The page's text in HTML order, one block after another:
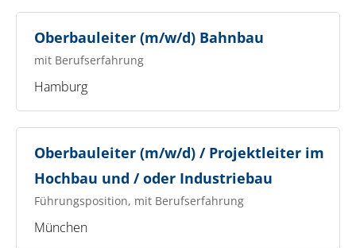
Oberbauleiter (m/w/d) Bahnbau
mit Berufserfahrung
Hamburg
Oberbauleiter (m/w/d) / Projektleiter im
Hochbau und / oder Industriebau
Führungsposition, mit Berufserfahrung
München